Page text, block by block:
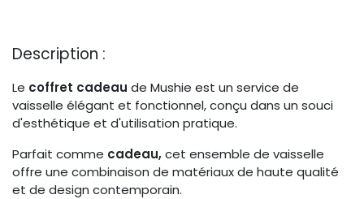
Description :
Le coffret cadeau de Mushie est un service de
vaisselle élégant et fonctionnel, conçu dans un souci
d'esthétique et d'utilisation pratique.
Parfait comme cadeau,cet ensemble de vaisselle
offre une combinaison de matériaux de haute qualité
et de design contemporain.